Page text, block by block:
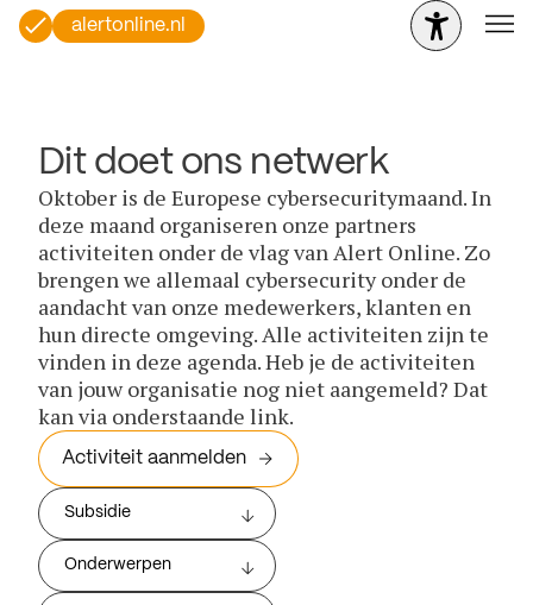
alertonline.nl
Dit doet ons netwerk
Oktober is de Europese cybersecuritymaand. In
deze maand organiseren onze partners
activiteiten onder de vlag van Alert Online. Zo
brengen we allemaal cybersecurity onder de
aandacht van onze medewerkers, klanten en
hun directe omgeving. Alle activiteiten zijn te
vinden in deze agenda. Heb je de activiteiten
van jouw organisatie nog niet aangemeld? Dat
kan via onderstaande link.
Activiteit aanmelden
Subsidie
Onderwerpen